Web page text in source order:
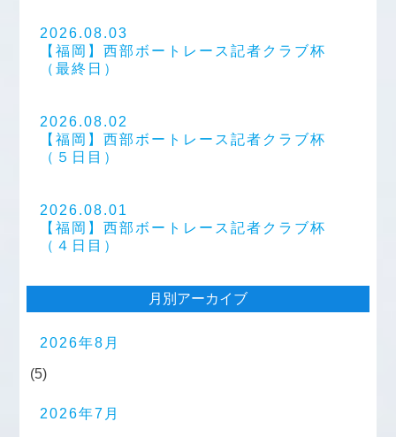
2026.08.03
【福岡】西部ボートレース記者クラブ杯
（最終日）
2026.08.02
【福岡】西部ボートレース記者クラブ杯
（５日目）
2026.08.01
【福岡】西部ボートレース記者クラブ杯
（４日目）
月別アーカイブ
2026年8月
(5)
2026年7月